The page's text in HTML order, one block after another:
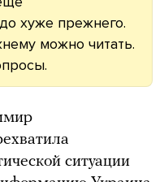
хуже прежнего.
можно читать.
ситуации